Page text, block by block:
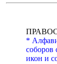
*
соборов
икон и